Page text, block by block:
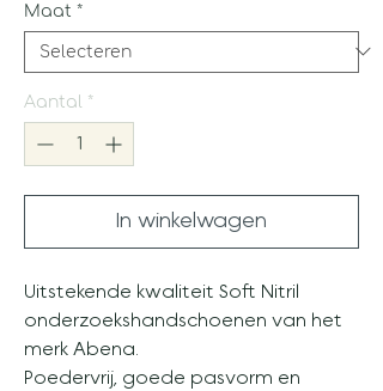
Maat *
Aantal *
In winkelwagen
Uitstekende kwaliteit Soft Nitril
onderzoekshandschoenen van het
merk Abena.
Poedervrij, goede pasvorm en